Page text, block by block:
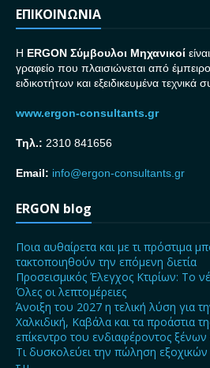
ΕΠΙΚΟΙΝΩΝΙΑ
H ERGON Σύμβουλοι Μηχανικοί
γραφείο που πλαισιώνεται από
ειδικοτήτων και εξειδικευμένα τεχνικά
www.ergon-consultants.gr
Τηλ.: 2310 841656
Email: info@ergon-consultants.gr
ERGON blog
Ποια αυθαίρετα και με τι πρόστιμα
τακτοποιηθούν την επόμενη διετία
Προσεισμικός Έλεγχος Κτιρίων: Το
Όλες οι λεπτομέρειες
Άνοιξη του 2027 η τελική λύση για
Χαλκιδική, Καβάλα και τα προάστια
επίκεντρο του ενδιαφέροντος
Τι δυσκολεύει την πώληση